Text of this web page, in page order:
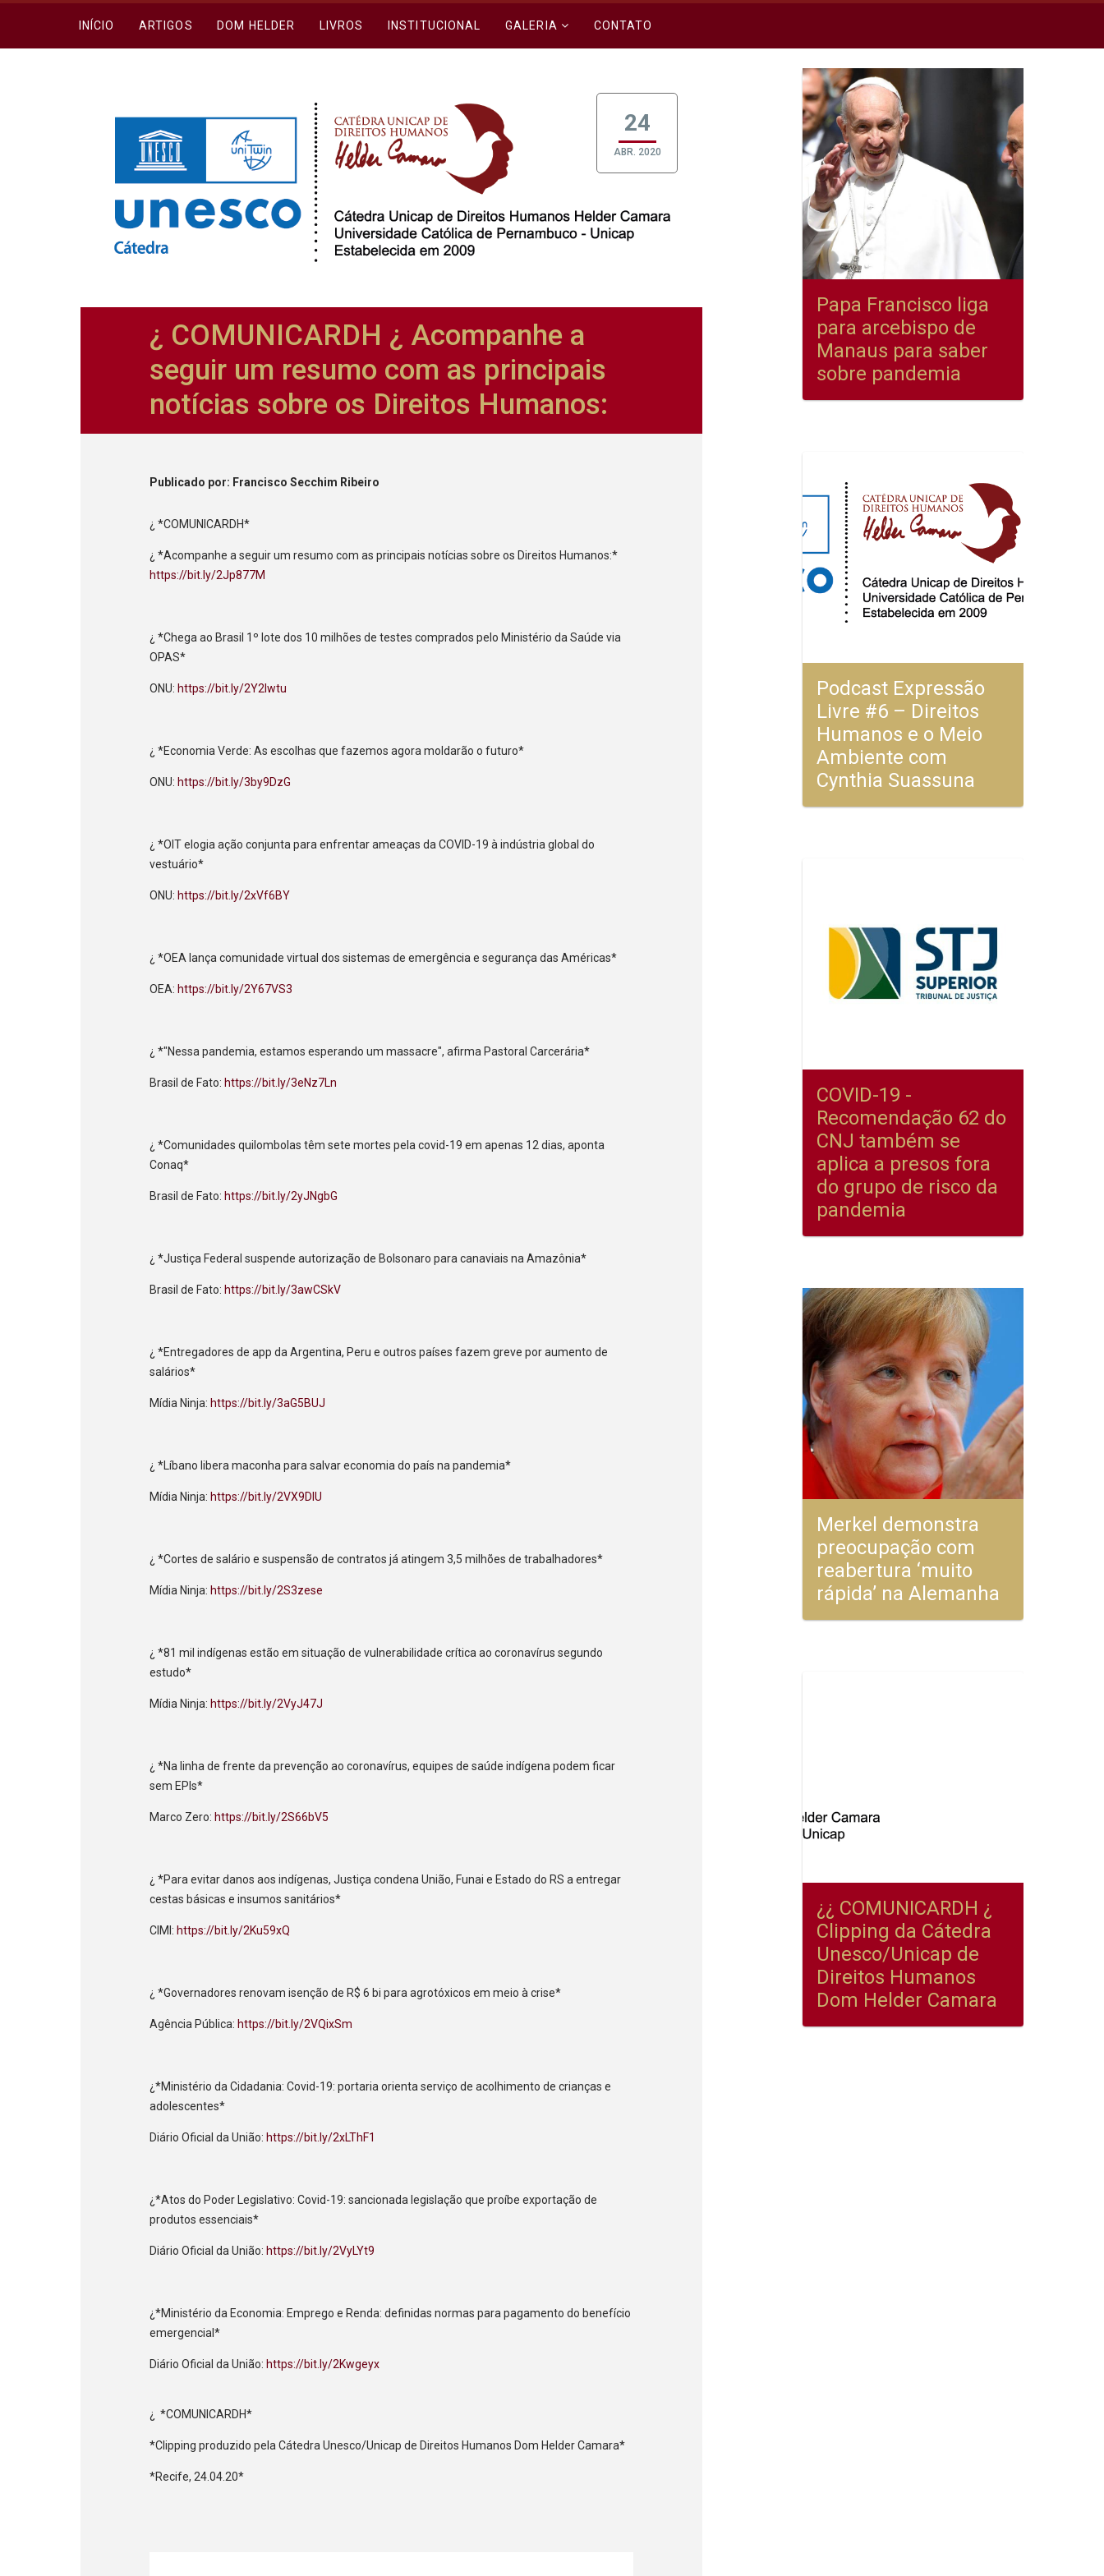
INÍCIO ARTIGOS DOM HELDER LIVROS INSTITUCIONAL GALERIA CONTATO
24
ABR. 2020
¿ COMUNICARDH ¿ Acompanhe a
seguir um resumo com as principais
notícias sobre os Direitos Humanos:
Publicado por: Francisco Secchim Ribeiro
¿ *COMUNICARDH*
¿ *Acompanhe a seguir um resumo com as principais notícias sobre os Direitos Humanos:*
https://bit.ly/2Jp877M
¿ *Chega ao Brasil 1º lote dos 10 milhões de testes comprados pelo Ministério da Saúde via
OPAS*
ONU: https://bit.ly/2Y2lwtu
¿ *Economia Verde: As escolhas que fazemos agora moldarão o futuro*
ONU: https://bit.ly/3by9DzG
¿ *OIT elogia ação conjunta para enfrentar ameaças da COVID-19 à indústria global do
vestuário*
ONU: https://bit.ly/2xVf6BY
¿ *OEA lança comunidade virtual dos sistemas de emergência e segurança das Américas*
OEA: https://bit.ly/2Y67VS3
¿ *"Nessa pandemia, estamos esperando um massacre", afirma Pastoral Carcerária*
Brasil de Fato: https://bit.ly/3eNz7Ln
¿ *Comunidades quilombolas têm sete mortes pela covid-19 em apenas 12 dias, aponta
Conaq*
Brasil de Fato: https://bit.ly/2yJNgbG
¿ *Justiça Federal suspende autorização de Bolsonaro para canaviais na Amazônia*
Brasil de Fato: https://bit.ly/3awCSkV
¿ *Entregadores de app da Argentina, Peru e outros países fazem greve por aumento de
salários*
Mídia Ninja: https://bit.ly/3aG5BUJ
¿ *Líbano libera maconha para salvar economia do país na pandemia*
Mídia Ninja: https://bit.ly/2VX9DlU
¿ *Cortes de salário e suspensão de contratos já atingem 3,5 milhões de trabalhadores*
Mídia Ninja: https://bit.ly/2S3zese
¿ *81 mil indígenas estão em situação de vulnerabilidade crítica ao coronavírus segundo
estudo*
Mídia Ninja: https://bit.ly/2VyJ47J
¿ *Na linha de frente da prevenção ao coronavírus, equipes de saúde indígena podem ficar
sem EPIs*
Marco Zero: https://bit.ly/2S66bV5
¿ *Para evitar danos aos indígenas, Justiça condena União, Funai e Estado do RS a entregar
cestas básicas e insumos sanitários*
CIMI: https://bit.ly/2Ku59xQ
¿ *Governadores renovam isenção de R$ 6 bi para agrotóxicos em meio à crise*
Agência Pública: https://bit.ly/2VQixSm
¿*Ministério da Cidadania: Covid-19: portaria orienta serviço de acolhimento de crianças e
adolescentes*
Diário Oficial da União: https://bit.ly/2xLThF1
¿*Atos do Poder Legislativo: Covid-19: sancionada legislação que proíbe exportação de
produtos essenciais*
Diário Oficial da União: https://bit.ly/2VyLYt9
¿*Ministério da Economia: Emprego e Renda: definidas normas para pagamento do benefício
emergencial*
Diário Oficial da União: https://bit.ly/2Kwgeyx
¿ *COMUNICARDH*
*Clipping produzido pela Cátedra Unesco/Unicap de Direitos Humanos Dom Helder Camara*
*Recife, 24.04.20*
Papa Francisco liga
para arcebispo de
Manaus para saber
sobre pandemia
Podcast Expressão
Livre #6 – Direitos
Humanos e o Meio
Ambiente com
Cynthia Suassuna
COVID-19 -
Recomendação 62 do
CNJ também se
aplica a presos fora
do grupo de risco da
pandemia
Merkel demonstra
preocupação com
reabertura ‘muito
rápida’ na Alemanha
¿¿ COMUNICARDH ¿
Clipping da Cátedra
Unesco/Unicap de
Direitos Humanos
Dom Helder Camara